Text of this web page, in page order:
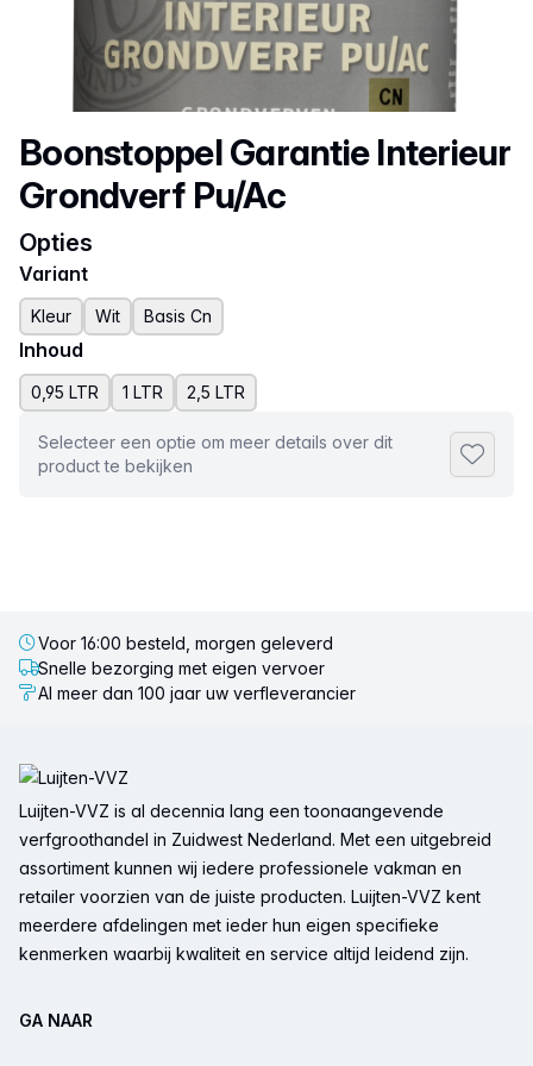
Productnaam
Boonstoppel Garantie Interieur
Grondverf Pu/Ac
Opties
Variant
Kleur Wit Basis Cn
Inhoud
0,95 LTR 1 LTR 2,5 LTR
Selecteer een optie om meer details over dit
product te bekijken
Voor 16:00 besteld, morgen geleverd
Snelle bezorging met eigen vervoer
Al meer dan 100 jaar uw verfleverancier
Luijten-VVZ is al decennia lang een toonaangevende
verfgroothandel in Zuidwest Nederland. Met een uitgebreid
assortiment kunnen wij iedere professionele vakman en
retailer voorzien van de juiste producten. Luijten-VVZ kent
meerdere afdelingen met ieder hun eigen specifieke
kenmerken waarbij kwaliteit en service altijd leidend zijn.
GA NAAR